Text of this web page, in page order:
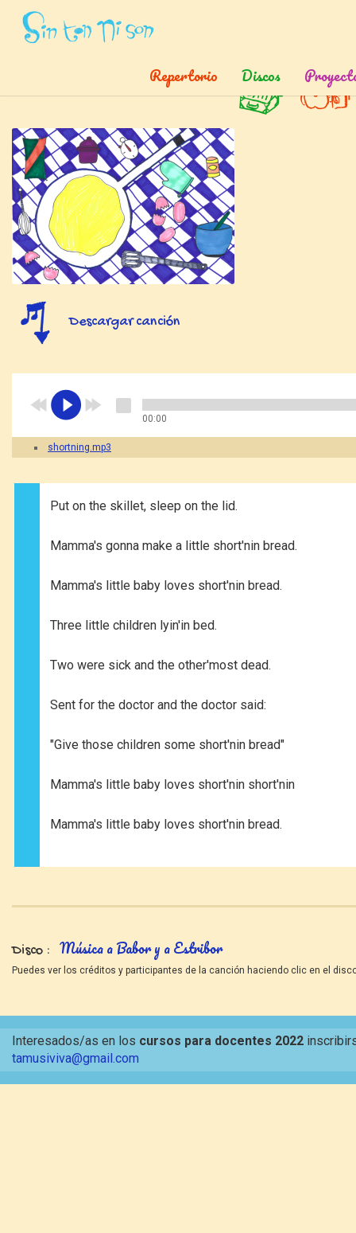
Repertorio Discos
Inicio » Canciones » Shortnin Bread 0
Short'nin bread
Descargar canción
00:00
shortning.mp3
Put on the skillet, sleep on the lid.
Mamma's gonna make a little short'nin bread.
Mamma's little baby loves short'nin bread.
Three little children lyin'in bed.
Two were sick and the other'most dead.
Sent for the doctor and the doctor said:
"Give those children some short'nin bread"
Mamma's little baby loves short'nin short'nin
Mamma's little baby loves short'nin bread.
Disco Música a Babor y a Estribor
Puedes ver los créditos y participantes de la canción haciendo clic en el
Interesados/as en los cursos para docentes 2022
tamusiviva@gmail.com